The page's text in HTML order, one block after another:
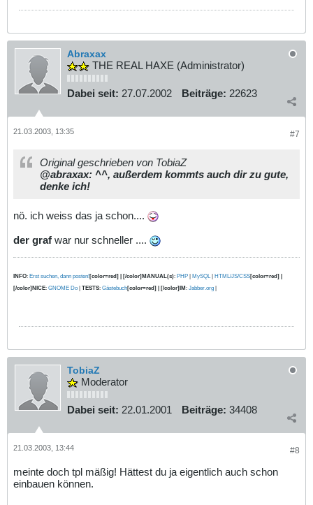
Abraxax
THE REAL HAXE (Administrator)
Dabei seit: 27.07.2002 Beiträge: 22623
#7
21.03.2003, 13:35
Original geschrieben von TobiaZ
@abraxax: ^^, außerdem kommts auch dir zu gute,
denke ich!
nö. ich weiss das ja schon....
der graf war nur schneller ....
INFO: Erst suchen, dann posten![color=red] | [/color]MANUAL(s): PHP MySQL| HTML/JS/CSS[color=red] |
[/color]NICE: GNOME Do TESTS: Gästebuch[color=red] | [/color]IM : Jabber.org
TobiaZ
Moderator
Dabei seit: 22.01.2001 Beiträge: 34408
#8
21.03.2003, 13:44
meinte doch tpl mäßig! Hättest du ja eigentlich auch schon
einbauen können.